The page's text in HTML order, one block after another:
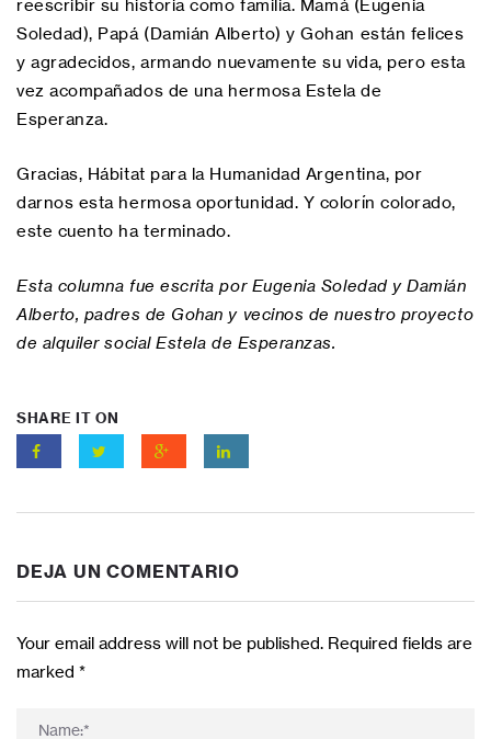
reescribir su historia como familia. Mamá (Eugenia
Soledad), Papá (Damián Alberto) y Gohan están felices
y agradecidos, armando nuevamente su vida, pero esta
vez acompañados de una hermosa Estela de
Esperanza.
Gracias, Hábitat para la Humanidad Argentina, por
darnos esta hermosa oportunidad. Y colorín colorado,
este cuento ha terminado.
Esta columna fue escrita por Eugenia Soledad y Damián
Alberto, padres de Gohan y vecinos de nuestro proyecto
de alquiler social Estela de Esperanzas.
SHARE IT ON
DEJA UN COMENTARIO
Your email address will not be published. Required fields are
marked *